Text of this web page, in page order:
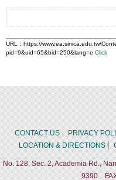
URL：https://www.ea.sinica.edu.tw/
pid=9&uid=65&bid=250&lang=e Click
CONTACT US PRIVACY
LOCATION & DIRECTIONS
No. 128, Sec. 2, Academia Rd.,
9390